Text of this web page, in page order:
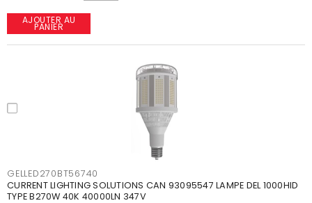
AJOUTER AU
PANIER
GELLED270BT56740
CURRENT LIGHTING SOLUTIONS CAN 93095547 LAMPE DEL 1000HID
TYPE B270W 40K 40000LN 347V